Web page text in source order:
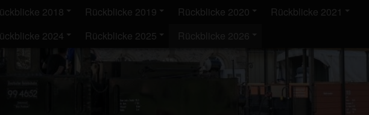
2018 Rückblicke 2019 Rückblicke 2020
Rückblicke 2021
2024 Rückblicke 2025